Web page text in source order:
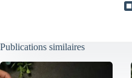
Publications similaires